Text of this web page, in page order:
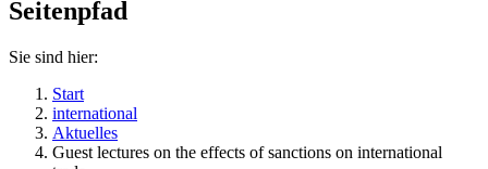
Seitenpfad
Sie sind hier:
Start
international
Aktuelles
Guest lectures on the effects of sanctions on international